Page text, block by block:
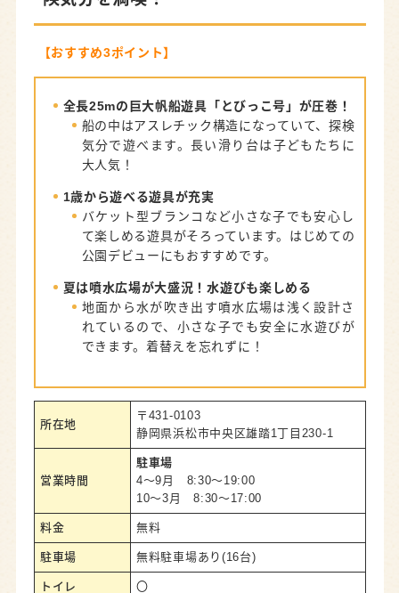
る公園
美薗中央公園
｜美薗中央公園駅すぐ！遊具充実の
公園
弁天島海浜公園｜弁天島駅から徒歩3分！絶景と海
水浴が楽しめる公園
浜松の公園で子どもと楽しい1日を過ごそう！
【おすすめ3ポイント】
全長25mの巨大帆船遊具「とびっこ号」が圧巻！
船の中はアスレチック構造になっていて、探検
気分で遊べます。長い滑り台は子どもたちに
大人気！
1歳から遊べる遊具が充実
バケット型ブランコなど小さな子でも安心し
て楽しめる遊具がそろっています。はじめての
公園デビューにもおすすめです。
夏は噴水広場が大盛況！水遊びも楽しめる
地面から水が吹き出す噴水広場は浅く設計さ
れているので、小さな子でも安全に水遊びが
できます。着替えを忘れずに！
所在地
〒431-0103
静岡県浜松市中央区雄踏1丁目230-1
営業時間
駐車場
4～9月 8:30～19:00
10～3月 8:30～17:00
料金 無料
駐車場 無料駐車場あり(16台)
トイレ 〇